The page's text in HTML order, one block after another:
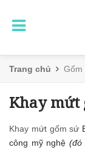
Trang chủ Gốm
Khay mứt
Khay mứt gốm sứ
công mỹ nghệ (đó